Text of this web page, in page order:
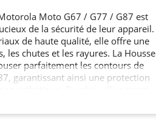
Moto G67 / G77 / G87 est
de la sécurité de leur appareil.
de haute qualité, elle offre une
les chutes et les rayures. La Housse
parfaitement les contours de
garantissant ainsi une protection
de votre Motorola Moto G67 /